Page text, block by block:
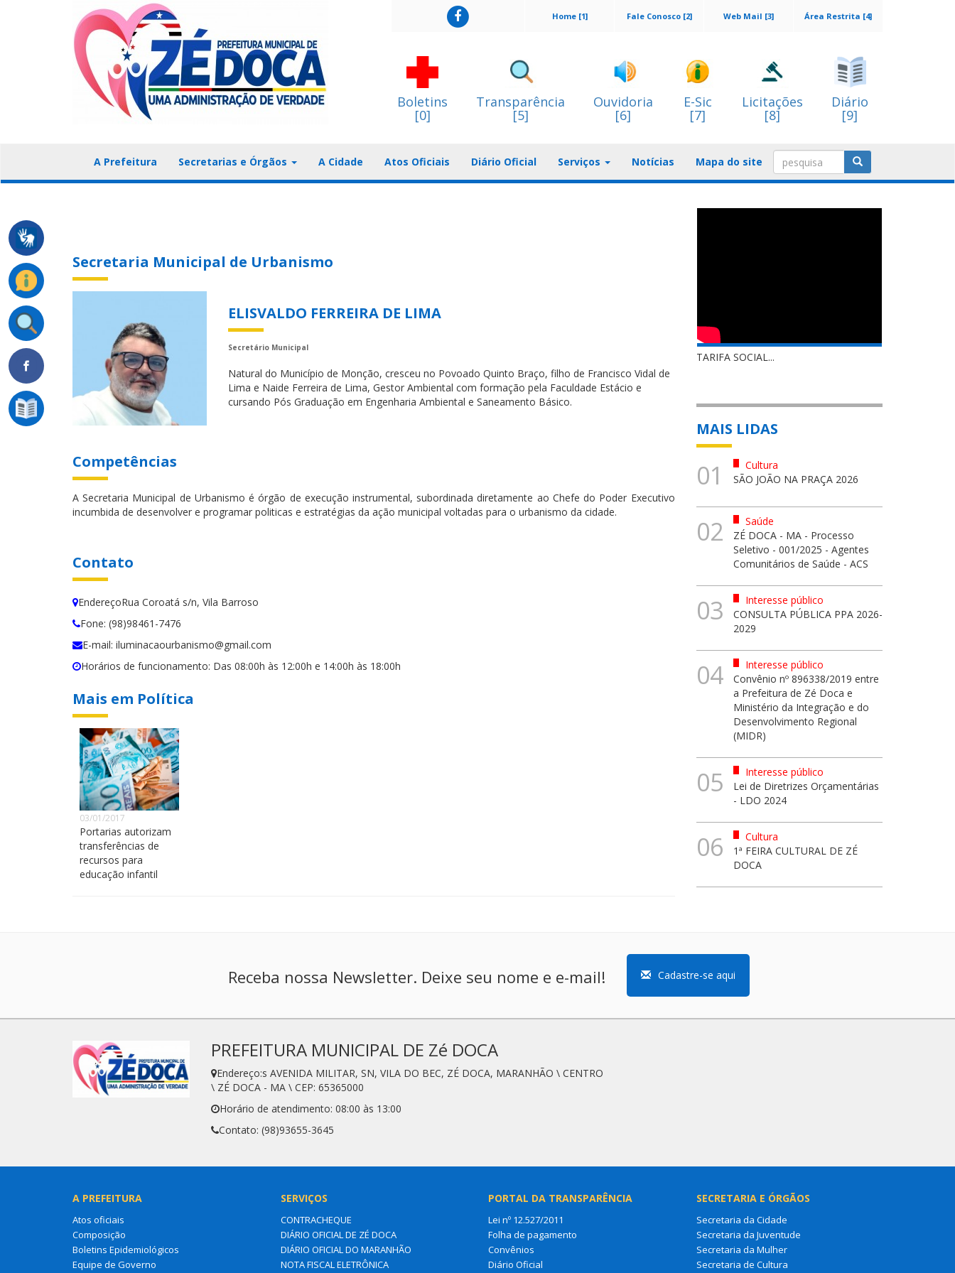
Área Restrita [4]
Web Mail [3]
Fale Conosco [2]
Home [1]
Boletins
[0]
Transparência
[5]
Ouvidoria
[6]
E-Sic
[7]
Licitações
[8]
Diário
[9]
A Prefeitura Secretarias e Órgãos A Cidade Atos Oficiais Diário Oficial Serviços Notícias Mapa do site
Secretaria Municipal de Urbanismo
ELISVALDO FERREIRA DE LIMA
Secretário Municipal
Natural do Município de Monção, cresceu no Povoado Quinto Braço, filho de Francisco Vidal de
Lima e Naide Ferreira de Lima, Gestor Ambiental com formação pela Faculdade Estácio e
cursando Pós Graduação em Engenharia Ambiental e Saneamento Básico.
Competências
A Secretaria Municipal de Urbanismo é órgão de execução instrumental, subordinada diretamente ao Chefe do Poder Executivo
incumbida de desenvolver e programar politicas e estratégias da ação municipal voltadas para o urbanismo da cidade.
Contato
EndereçoRua Coroatá s/n, Vila Barroso
Fone: (98)98461-7476
E-mail: iluminacaourbanismo@gmail.com
Horários de funcionamento: Das 08:00h às 12:00h e 14:00h às 18:00h
Mais em Política
03/01/2017
Portarias autorizam
transferências de
recursos para
educação infantil
TARIFA SOCIAL...
MAIS LIDAS
01
Cultura
SÃO JOÃO NA PRAÇA 2026
02
Saúde
ZÉ DOCA - MA - Processo
Seletivo - 001/2025 - Agentes
Comunitários de Saúde - ACS
03
Interesse público
CONSULTA PÚBLICA PPA 2026-
2029
04
Interesse público
Convênio nº 896338/2019 entre
a Prefeitura de Zé Doca e
Ministério da Integração e do
Desenvolvimento Regional
(MIDR)
05
Interesse público
Lei de Diretrizes Orçamentárias
- LDO 2024
06
Cultura
1ª FEIRA CULTURAL DE ZÉ
DOCA
Receba nossa Newsletter. Deixe seu nome e e-mail! Cadastre-se aqui
PREFEITURA MUNICIPAL DE Zé DOCA
Endereço:s AVENIDA MILITAR, SN, VILA DO BEC, ZÉ DOCA, MARANHÃO \ CENTRO
\ ZÉ DOCA - MA \ CEP: 65365000
Horário de atendimento: 08:00 às 13:00
Contato: (98)93655-3645
A PREFEITURA
Atos oficiais
Composição
Boletins Epidemiológicos
Equipe de Governo
SERVIÇOS
CONTRACHEQUE
DIÁRIO OFICIAL DE ZÉ DOCA
DIÁRIO OFICIAL DO MARANHÃO
NOTA FISCAL ELETRÔNICA
PORTAL DA TRANSPARÊNCIA
Lei nº 12.527/2011
Folha de pagamento
Convênios
Diário Oficial
SECRETARIA E ÓRGÃOS
Secretaria da Cidade
Secretaria da Juventude
Secretaria da Mulher
Secretaria de Cultura